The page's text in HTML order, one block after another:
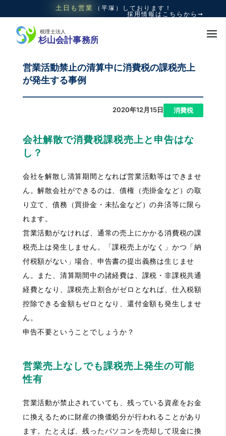
土日も 営業 （平塚）
しております！
採用情報はこちらから➞
営業活動禁止の清算中に消費税の課税売上
が発生する事例
2020年12月15日 消費税
会社解散で消費税課税売上と申告はな
し？
会社を解散し清算期間となれば営業活動等はできませ
ん。解散会社ができるのは、債権（売掛金など）の取
り立て、債務（買掛金・未払金など）の弁済等に限ら
れます。
営業活動がなければ、通常の売上にかかる消費税の課
税売上は発生しません。「課税売上がなく」かつ「納
付税額がない」場合、申告書の提出義務は生じませ
ん。また、清算期間中の諸経費は、課税・非課税共通
経費となり、課税売上割合がゼロとなれば、仕入税額
控除できる金額もゼロとなり、還付金額も発生しませ
ん。
申告不要ということでしょうか？
営業売上なしでも課税売上発生の可能
性有
営業活動が禁止されていても、残っている資産をお金
に換えるために財産の換価処分が行われることがあり
ます。たとえば、残ったパソコンを売却して現金に換